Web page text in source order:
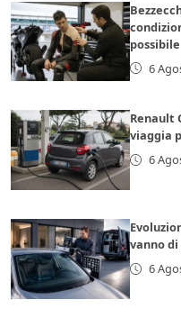
possibile
6
Renault
viaggia
6
vanno di
6